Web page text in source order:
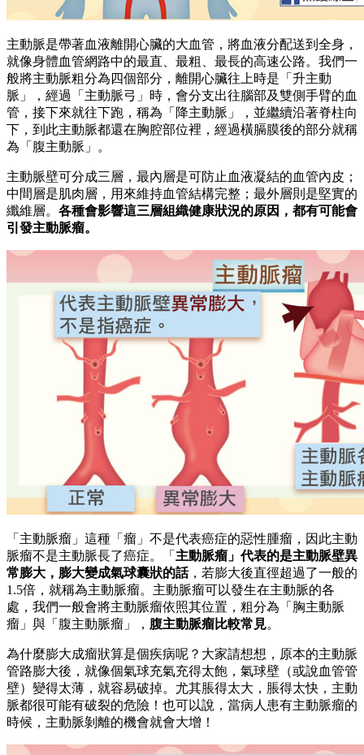
主動脈是帶著血液離開心臟的大血管，將血液分配送到全身，
就像身體血管網路中的最直、最粗、最長的高速公路。我們一
般將主動脈粗分為四個部分，離開心臟往上時是「升主動
脈」，經過「主動脈弓」時，會分支出往腦部及雙側手臂的血
管，接下來就往下跑，稱為「降主動脈」，並繼續沿著脊柱向
下，到此主動脈都還在胸腔部位裡，經過橫膈膜後的部分就稱
為「腹主動脈」。
主動脈壁可分成三層，最內層是可防止血液凝結的血管內皮；
中間層是肌肉層，用來維持血管結構完整；最外層則是堅實的
纖維層。 各種會影響這三層組織健康狀況的原因，都有可能會
引發主動脈瘤。
「主動脈瘤」這種「瘤」不是代表癌症的惡性腫瘤，因此主動
脈瘤不是主動脈長了癌症。「 主動脈瘤」代表的是主動脈壁異
常膨大，膨大變成氣球囊狀的話，若膨大後直徑超過了一般的
1.5倍，就稱為主動脈瘤。主動脈瘤可以發生在主動脈的各
處，我們一般會將主動脈瘤依照其位置，粗分為「胸主動脈
瘤」與「腹主動脈瘤」， 腹主動脈瘤比較常見。
為什麼膨大成瘤狀算是個疾病呢？大家請想想，原本的主動脈
管路膨大後，就像個氣球充氣充得太飽，氣球壁（或說血管管
壁）變得太薄，就容易破掉。尤其脹得太大，脹得太快，主動
脈都很可能有破裂的危險！也可以說，當病人患有主動脈瘤的
時候，主動脈剝離的機會就會大增！